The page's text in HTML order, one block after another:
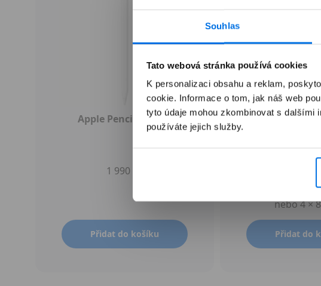
Souhlas
Tato webová stránka používá cookies
K personalizaci obsahu a reklam,
cookie. Informace o tom, jak náš web
tyto údaje mohou zkombinovat s
používáte jejich služby.
Apple Pencil (USB-C)
1 990 Kč
Přidat do košíku
Apple
nebo 4 ×
Přidat do